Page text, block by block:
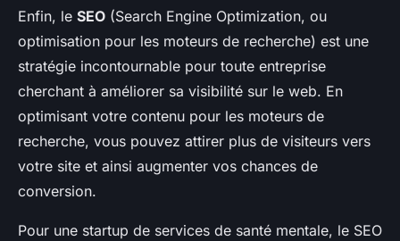
Enfin, le SEO (Search Engine Optimization, ou
optimisation pour les moteurs de recherche) est une
stratégie incontournable pour toute entreprise
cherchant à améliorer sa visibilité sur le web. En
optimisant votre contenu pour les moteurs de
recherche, vous pouvez attirer plus de visiteurs vers
votre site et ainsi augmenter vos chances de
conversion.
Pour une startup de services de santé mentale, le SEO